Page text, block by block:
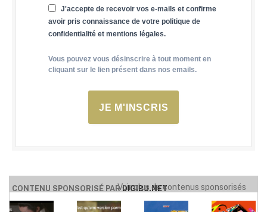
J'accepte de recevoir vos e-mails et confirme
avoir pris connaissance de votre politique de
confidentialité et mentions légales.
Vous pouvez vous désinscrire à tout moment en
cliquant sur le lien présent dans nos emails.
JE M'INSCRIS
CONTENU SPONSORISÉ PARDIGIBU.NET
Voir plus de contenus sponsorisés